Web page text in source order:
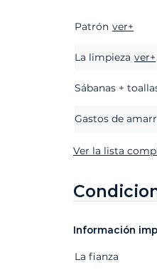
Extras Estado
Patrón ver+
La limpieza ver+
Sábanas +
Gastos de
Ver la lista
Información
Extras Estado
La fianza